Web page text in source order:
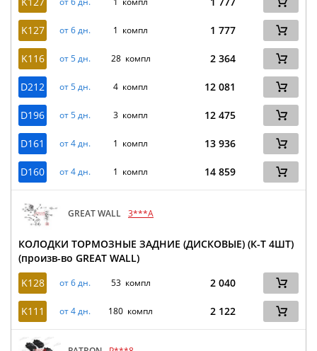
K127 от 6 дн. 1 компл 1 777
K116 от 5 дн. 28 компл 2 364
D212 от 5 дн. 4 компл 12 081
D196 от 5 дн. 3 компл 12 475
D161 от 4 дн. 1 компл 13 936
D160 от 4 дн. 1 компл 14 859
GREAT WALL 3***A
КОЛОДКИ ТОРМОЗНЫЕ ЗАДНИЕ (ДИСКОВЫЕ) (К-Т 4ШТ)
(произв-во GREAT WALL)
K128
от 6 дн. 53 компл 2 040
K111 от 4 дн. 180 компл 2 122